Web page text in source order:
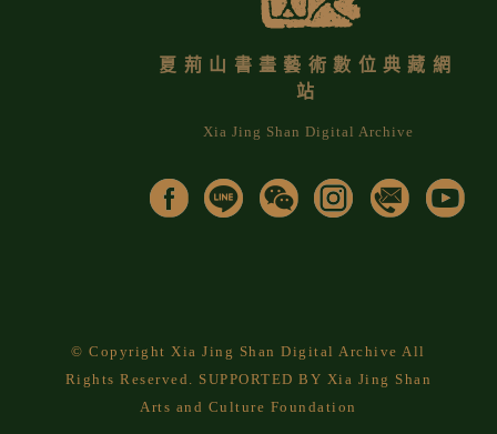
夏荊山書畫藝術數位典藏網
站
Xia Jing Shan Digital Archive
© Copyright Xia Jing Shan Digital Archive All
Rights Reserved. SUPPORTED BY Xia Jing Shan
Arts and Culture Foundation